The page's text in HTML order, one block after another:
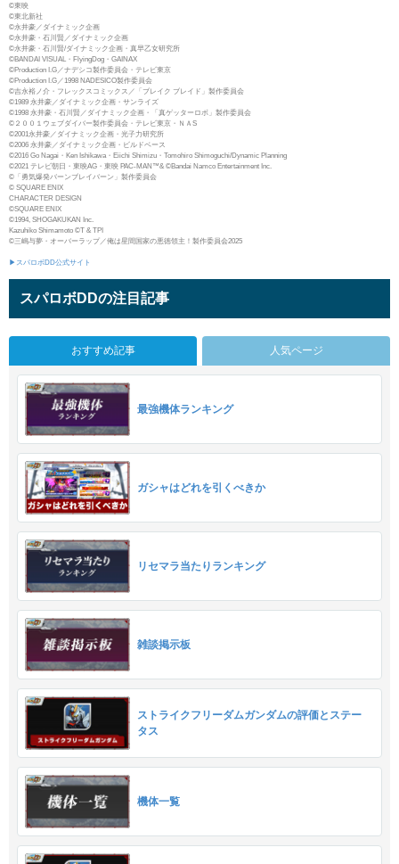
©東映
©東北新社
©永井豪／ダイナミック企画
©永井豪・石川賢／ダイナミック企画
©永井豪・石川賢/ダイナミック企画・真早乙女研究所
©BANDAI VISUAL・FlyingDog・GAINAX
©Production I.G／ナデシコ製作委員会・テレビ東京
©Production I.G／1998 NADESICO製作委員会
©吉永裕ノ介・フレックスコミックス／「ブレイク ブレイド」製作委員会
©1989 永井豪／ダイナミック企画・サンライズ
©1998 永井豪・石川賢／ダイナミック企画・「真ゲッターロボ」製作委員会
©２００１ウェブダイバー製作委員会・テレビ東京・ＮＡS
©2001永井豪／ダイナミック企画・光子力研究所
©2006 永井豪／ダイナミック企画・ビルドベース
©2016 Go Nagai・Ken Ishikawa・Eiichi Shimizu・Tomohiro Shimoguchi/Dynamic Planning
©2021 テレビ朝日・東映AG・東映 PAC-MAN™& ©Bandai Namco Entertainment Inc.
©「勇気爆発バーンブレイバーン」製作委員会
© SQUARE ENIX
CHARACTER DESIGN
©SQUARE ENIX
©1994, SHOGAKUKAN Inc.
Kazuhiko Shimamoto ©T & TPI
©三嶋与夢・オーバーラップ／俺は星間国家の悪徳領主！製作委員会2025
▶スパロボDD公式サイト
スパロボDDの注目記事
おすすめ記事 人気ページ
最強機体ランキング
ガシャはどれを引くべきか
リセマラ当たりランキング
雑談掲示板
ストライクフリーダムガンダムの評価とステー
タス
機体一覧